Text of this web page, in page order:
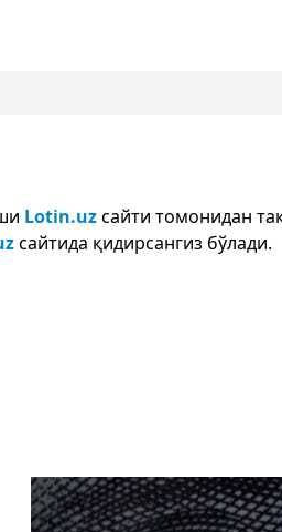
Lotin.uzсайти томонидан
сайтида қидирсангиз бўлади.